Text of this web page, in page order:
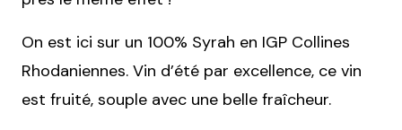
On est ici sur un 100% Syrah en IGP Collines
Rhodaniennes. Vin d’été par excellence, ce vin
est fruité, souple avec une belle fraîcheur.